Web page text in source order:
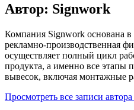
Автор: Signwork
Компания Signwork основана в
рекламно-производственная
осуществляет полный цикл
продукта, а именно все этапы
вывесок, включая монтажные
Просмотреть все записи